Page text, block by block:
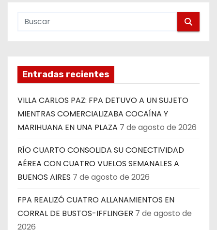
Entradas recientes
VILLA CARLOS PAZ: FPA DETUVO A UN SUJETO
MIENTRAS COMERCIALIZABA COCAÍNA Y
MARIHUANA EN UNA PLAZA 7 de agosto de 2026
RÍO CUARTO CONSOLIDA SU CONECTIVIDAD
AÉREA CON CUATRO VUELOS SEMANALES A
BUENOS AIRES 7 de agosto de 2026
FPA REALIZÓ CUATRO ALLANAMIENTOS EN
CORRAL DE BUSTOS-IFFLINGER 7 de agosto de
2026